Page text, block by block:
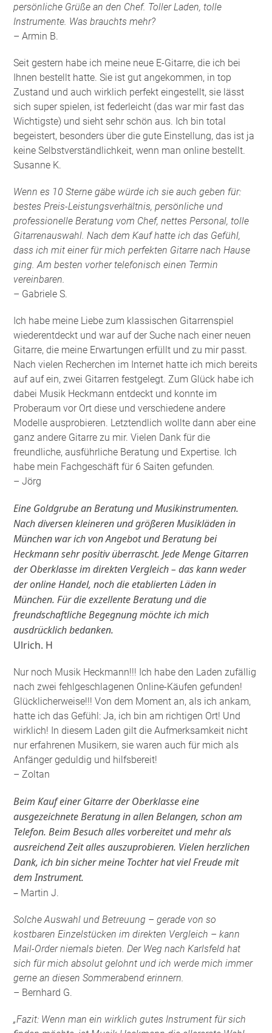
persönliche Grüße an den Chef. Toller Laden, tolle
Instrumente. Was brauchts mehr?
– Armin B.
Seit gestern habe ich meine neue E-Gitarre, die ich bei
Ihnen bestellt hatte. Sie ist gut angekommen, in top
Zustand und auch wirklich perfekt eingestellt, sie lässt
sich super spielen, ist federleicht (das war mir fast das
Wichtigste) und sieht sehr schön aus. Ich bin total
begeistert, besonders über die gute Einstellung, das ist ja
keine Selbstverständlichkeit, wenn man online bestellt.
Susanne K.
Wenn es 10 Sterne gäbe würde ich sie auch geben für:
bestes Preis-Leistungsverhältnis, persönliche und
professionelle Beratung vom Chef, nettes Personal, tolle
Gitarrenauswahl. Nach dem Kauf hatte ich das Gefühl,
dass ich mit einer für mich perfekten Gitarre nach Hause
ging. Am besten vorher telefonisch einen Termin
vereinbaren.
– Gabriele S.
Ich habe meine Liebe zum klassischen Gitarrenspiel
wiederentdeckt und war auf der Suche nach einer neuen
Gitarre, die meine Erwartungen erfüllt und zu mir passt.
Nach vielen Recherchen im Internet hatte ich mich bereits
auf auf ein, zwei Gitarren festgelegt. Zum Glück habe ich
dabei Musik Heckmann entdeckt und konnte im
Proberaum vor Ort diese und verschiedene andere
Modelle ausprobieren. Letztendlich wollte dann aber eine
ganz andere Gitarre zu mir. Vielen Dank für die
freundliche, ausführliche Beratung und Expertise. Ich
habe mein Fachgeschäft für 6 Saiten gefunden
– Jörg
Eine Goldgrube an Beratung und Musikinstrumenten.
Nach diversen kleineren und größeren Musikläden in
München war ich von Angebot und Beratung bei
Heckmann sehr positiv überrascht. Jede Menge Gitarren
der Oberklasse im direkten Vergleich – das kann weder
der online Handel, noch die etablierten Läden in
München. Für die exzellente Beratung und die
freundschaftliche Begegnung möchte ich mich
ausdrücklich bedanken.
Ulrich. H
Nur noch Musik Heckmann!!! Ich habe den Laden zufällig
nach zwei fehlgeschlagenen Online-Käufen gefunden!
Glücklicherweise!!! Von dem Moment an, als ich ankam,
hatte ich das Gefühl: Ja, ich bin am richtigen Ort! Und
wirklich! In diesem Laden gilt die Aufmerksamkeit nicht
nur erfahrenen Musikern, sie waren auch für mich als
Anfänger geduldig und hilfsbereit!
– Zoltan
Beim Kauf einer Gitarre der Oberklasse eine
ausgezeichnete Beratung in allen Belangen, schon am
Telefon. Beim Besuch alles vorbereitet und mehr als
ausreichend Zeit alles auszuprobieren. Vielen herzlichen
Dank, ich bin sicher meine Tochter hat viel Freude mit
dem Instrument.
– Martin J.
Solche Auswahl und Betreuung – gerade von so
kostbaren Einzelstücken im direkten Vergleich – kann
Mail-Order niemals bieten. Der Weg nach Karlsfeld hat
sich für mich absolut gelohnt und ich werde mich immer
gerne an diesen Sommerabend erinnern.
– Bernhard G.
„Fazit: Wenn man ein wirklich gutes Instrument für sich